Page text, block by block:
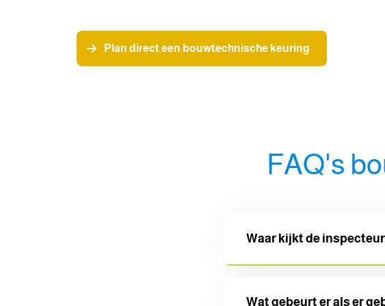
Plan direct een bouwtechnische keuring
FAQ's
Waar kijkt de
De inspecteur beoordeelt
Wat gebeurt er als er